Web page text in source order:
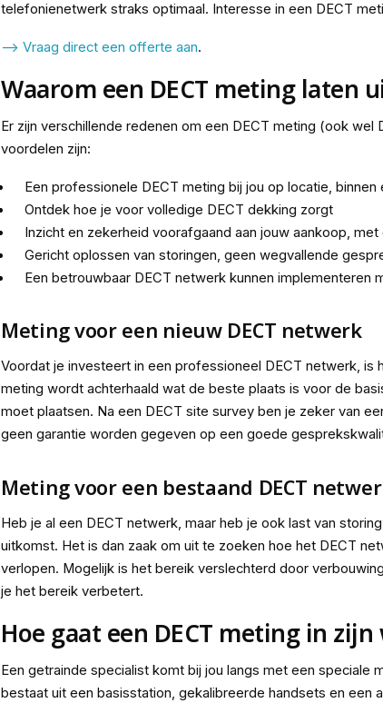
telefonienetwerk straks optimaal. Interesse in een DECT
--> Vraag direct een offerte aan.
Waarom een DECT meting laten
Er zijn verschillende redenen om een DECT meting (ook
voordelen zijn:
Een professionele DECT meting bij jou op locatie, binnen
Ontdek hoe je voor volledige DECT dekking zorgt
Inzicht en zekerheid voorafgaand aan jouw aankoop,
Gericht oplossen van storingen, geen wegvallende
Een betrouwbaar DECT netwerk kunnen implementeren
Meting voor een nieuw DECT netwerk
Voordat je investeert in een professioneel DECT netwerk,
meting wordt achterhaald wat de beste plaats is voor de
moet plaatsen. Na een DECT site survey ben je zeker van
geen garantie worden gegeven op een goede
Meting voor een bestaand DECT
Heb je al een DECT netwerk, maar heb je ook last van
uitkomst. Het is dan zaak om uit te zoeken hoe het DECT
verlopen. Mogelijk is het bereik verslechterd door
je het bereik verbetert.
Hoe gaat een DECT meting in zijn
Een getrainde specialist komt bij jou langs met een speciale
bestaat uit een basisstation, gekalibreerde handsets en een